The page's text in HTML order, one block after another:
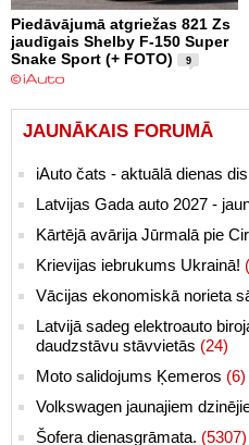
Piedāvājumā atgriežas 821 Zs
jaudīgais Shelby F-150 Super
Snake Sport (+ FOTO)
9
JAUNĀKAIS FORUMĀ
iAuto čats - aktuālā dienas
Latvijas Gada auto 2027 -
Kārtējā avārija Jūrmalā pie
Krievijas iebrukums Ukrainā!
Vācijas ekonomiskā norieta
Latvijā sadeg elektroauto
daudzstāvu stāvvietās (24)
Moto salidojums Ķemeros (6)
Volkswagen jaunajiem
Šofera dienasgrāmata. (5307)